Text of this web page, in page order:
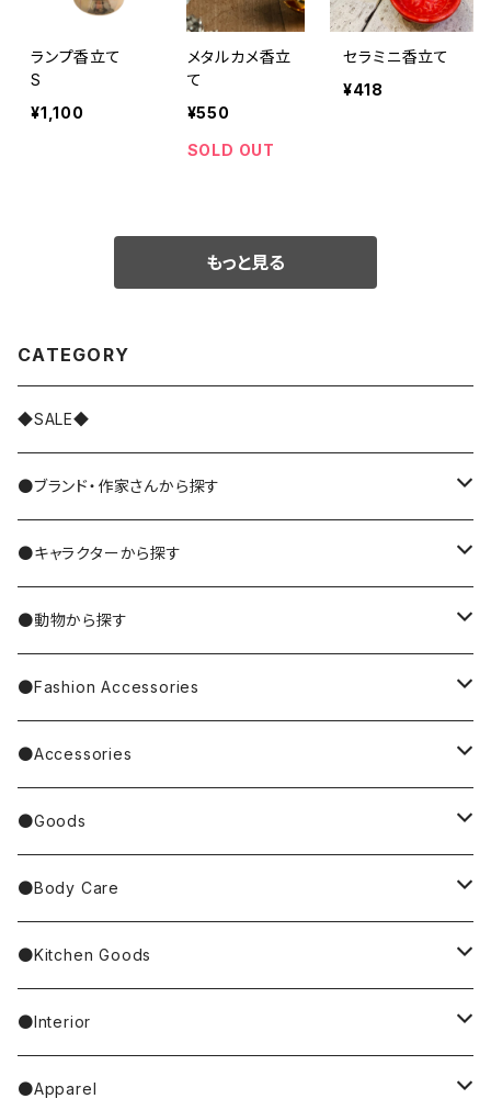
ランプ香立て
S
¥1,100
メタルカメ香立
て
¥550
SOLD OUT
セラミニ香立て
¥418
もっと見る
CATEGORY
◆SALE◆
●ブランド・作家さんから探す
MIYUKI MATSUO/松尾ミユキ
Nathalie Lete
Miyagi Chika/みやぎちか
BAREFOOT
Richard Scarry/リチャード・スキャリー
Palnart Poc
4F Palnart Poc（cat）
Hannah Turner
Casselini/HEY! Mrs ROSE
Goma
●キャラクターから探す
Krtek／もぐらのクルテク
PUPPET SUNSUN／パペットスンスン
Garfield
BETTY BOOP
PINGU
ノンタン
SNOOPY／スヌーピー
●動物から探す
cat／猫
dog／犬
rabbit／うさぎ
●Fashion Accessories
Bag
Tote Bag
Other Bag
Pouch
Handkerchief／Towel／TENUGUI
Socks
Stole／Muffler
Glove／Arm cover
●Accessories
earrings／ピアス
clip on earrings／イヤリング
ear cuff／イヤーカフ
necklace／ネックレス
ring／リング
●Goods
Mirror
ornaments／accessory case
toys／stuffed toy
stationery
●Body Care
hand soap
hand cream
bar soap
●Kitchen Goods
tableware
placemat
●Interior
room shoes
●Apparel